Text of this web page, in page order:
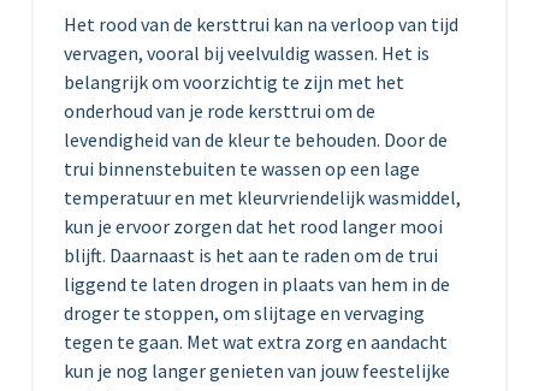
Het rood van de kersttrui kan na verloop van tijd
vervagen, vooral bij veelvuldig wassen. Het is
belangrijk om voorzichtig te zijn met het
onderhoud van je rode kersttrui om de
levendigheid van de kleur te behouden. Door de
trui binnenstebuiten te wassen op een lage
temperatuur en met kleurvriendelijk wasmiddel,
kun je ervoor zorgen dat het rood langer mooi
blijft. Daarnaast is het aan te raden om de trui
liggend te laten drogen in plaats van hem in de
droger te stoppen, om slijtage en vervaging
tegen te gaan. Met wat extra zorg en aandacht
kun je nog langer genieten van jouw feestelijke